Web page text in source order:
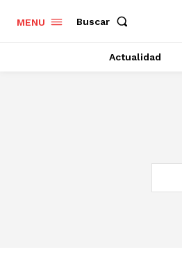
MENU Buscar
Actualidad